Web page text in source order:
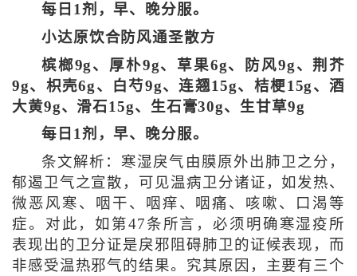
每日1剂，早、晚分服。
小达原饮合防风通圣散方
槟榔9g、厚朴9g、草果6g、防风9g、荆芥
9g、枳壳6g、白芍9g、连翘15g、桔梗15g、酒
大黄9g、滑石15g、生石膏30g、生甘草9g
每日1剂，早、晚分服。
条文解析：寒湿戾气由膜原外出肺卫之分，
郁遏卫气之宣散，可见温病卫分诸证，如发热、
微恶风寒、咽干、咽痒、咽痛、咳嗽、口渴等
症。对此，如第47条所言，必须明确寒湿疫所
表现出的卫分证是戾邪阻碍肺卫的证候表现，而
非感受温热邪气的结果。究其原因，主要有三个